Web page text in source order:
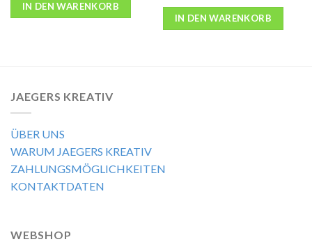
IN DEN WARENKORB
IN DEN WARENKORB
JAEGERS KREATIV
ÜBER UNS
WARUM JAEGERS KREATIV
ZAHLUNGSMÖGLICHKEITEN
KONTAKTDATEN
WEBSHOP